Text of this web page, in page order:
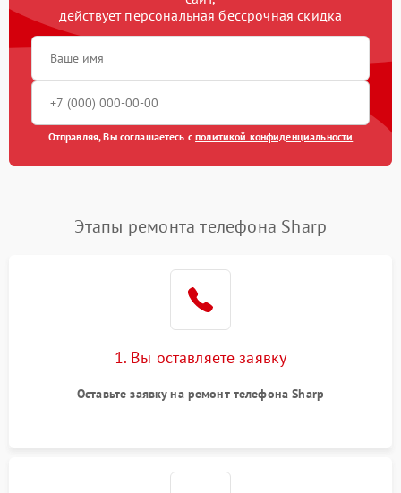
действует персональная бессрочная скидка
Отправляя, Вы соглашаетесь сполитикой конфиденциальности
Этапы ремонта телефона Sharp
1. Вы оставляете заявку
Оставьте заявку на ремонт телефона Sharp